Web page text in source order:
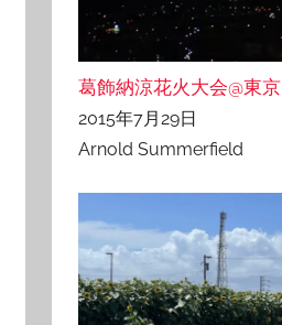
葛飾納涼花火大会@東
2015年7月29日
Arnold Summerfield